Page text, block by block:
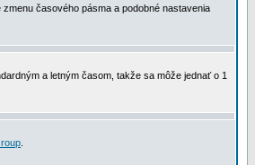
časového pásma a podobné nastavenia
a letným časom, takže sa môže jednať o 1